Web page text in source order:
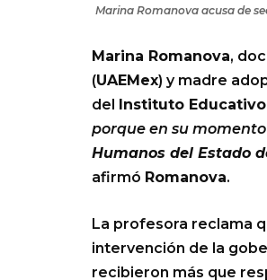
Marina Romanova acusa de
Marina Romanova,
(UAEMex) y madre
del Instituto Educativo
porque en su
Humanos del Estado
afirmó Romanova.
La profesora reclama
intervención de la
recibieron más que